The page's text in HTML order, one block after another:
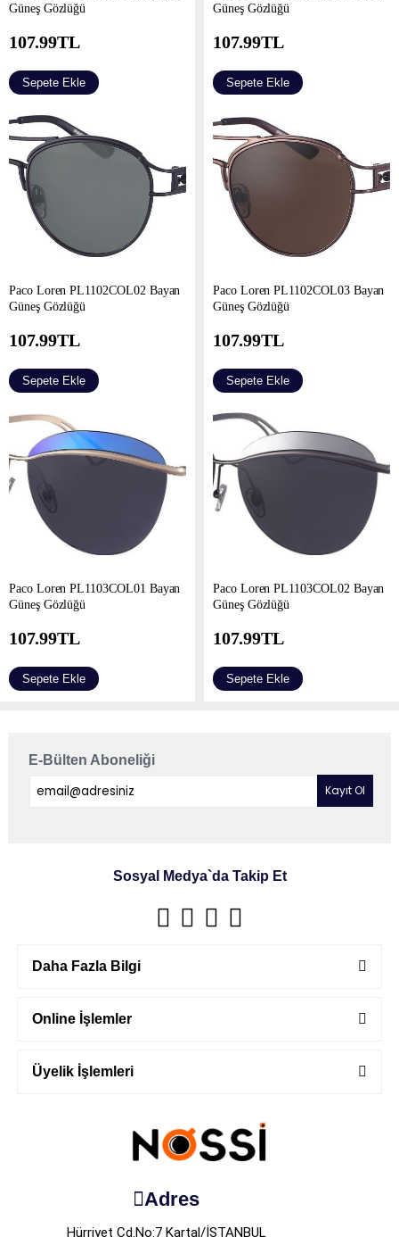
Güneş Gözlüğü
107.99TL
Sepete Ekle
Güneş Gözlüğü
107.99TL
Sepete Ekle
Paco Loren PL1102COL02 Bayan
Güneş Gözlüğü
107.99TL
Sepete Ekle
Paco Loren PL1102COL03 Bayan
Güneş Gözlüğü
107.99TL
Sepete Ekle
Paco Loren PL1103COL01 Bayan
Güneş Gözlüğü
107.99TL
Sepete Ekle
Paco Loren PL1103COL02 Bayan
Güneş Gözlüğü
107.99TL
Sepete Ekle
E-Bülten Aboneliği
Sosyal Medya`da Takip Et
Daha Fazla Bilgi
Online İşlemler
Üyelik İşlemleri
Adres
Hürriyet Cd.No:7 Kartal/İSTANBUL